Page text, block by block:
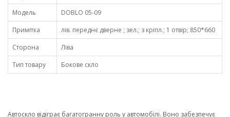
Модель
DOBLO 05-09
Примітка
лів. переднє дверне ; зел.; з кріпл.; 1 отвір; 850*660
Сторона
Ліва
Тип товару
Бокове скло
Автоскло відіграє багатогранну роль у автомобілі. Воно забезпечує